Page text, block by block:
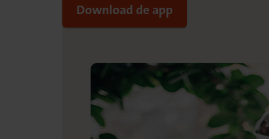
Download de app